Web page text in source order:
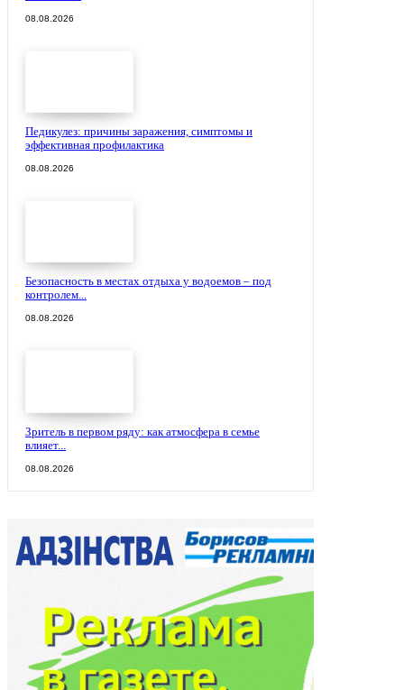
08.08.2026
Педикулез: причины заражения, симптомы и
эффективная профилактика
08.08.2026
Безопасность в местах отдыха у водоемов – под
контролем...
08.08.2026
Зритель в первом ряду: как атмосфера в семье
влияет...
08.08.2026